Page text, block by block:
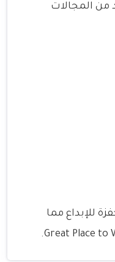
المجالات
للإبداع مما